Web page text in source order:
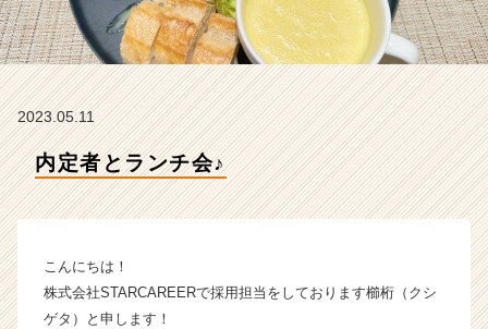
ム
ラ
イ
ン
チ
ー・
企
2023.05.11
内定者とランチ会♪
こんにちは！
株式会社STARCAREERで採用担当をしております櫛桁（クシ
ゲタ）と申します！